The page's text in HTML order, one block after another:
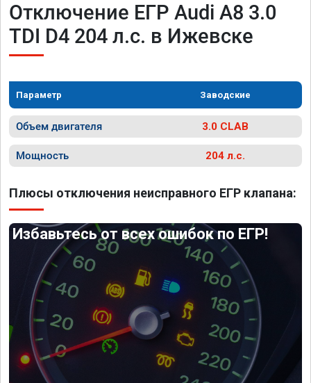
Отключение ЕГР Audi A8 3.0
TDI D4 204 л.с. в Ижевске
Параметр Заводские
Объем двигателя 3.0 CLAB
Мощность 204 л.с.
Плюсы отключения неисправного ЕГР клапана:
Избавьтесь от всех ошибок по ЕГР!